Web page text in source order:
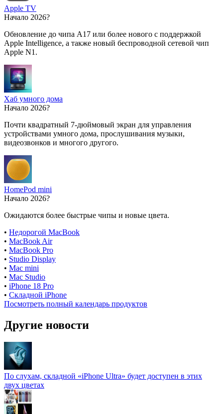
Apple TV
Начало 2026?
Обновление до чипа A17 или более нового с поддержкой
Apple Intelligence, а также новый беспроводной сетевой чип
Apple N1.
Хаб умного дома
Начало 2026?
Почти квадратный 7-дюймовый экран для управления
устройствами умного дома, прослушивания музыки,
видеозвонков и многого другого.
HomePod mini
Начало 2026?
Ожидаются более быстрые чипы и новые цвета.
• Недорогой MacBook
• MacBook Air
• MacBook Pro
• Studio Display
• Mac mini
• Mac Studio
• iPhone 18 Pro
• Складной iPhone
Посмотреть полный календарь продуктов
Другие новости
По слухам, складной «iPhone Ultra» будет доступен в этих
двух цветах